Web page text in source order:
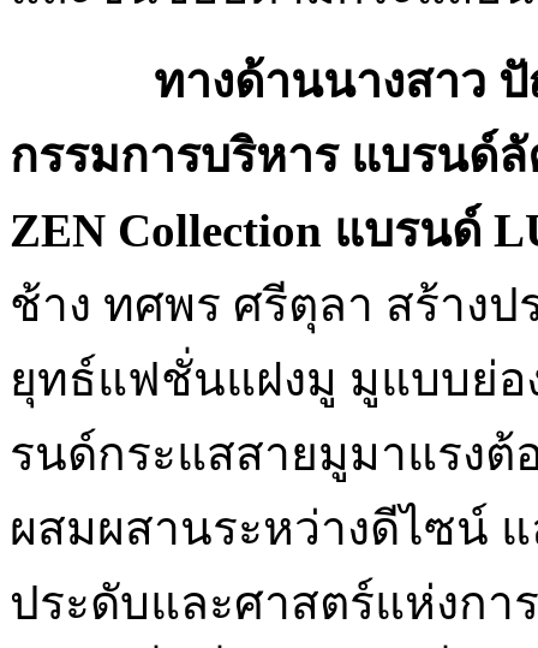
ทางด้านนางสาว ปัญ
กรรมการบริหาร แบรนด์
ZEN Collection แบรนด์
ช้าง ทศพร ศรีตุลา สร้าง
ยุทธ์แฟชั่นแฝงมู มูแบบย่อ
รนด์กระแสสายมูมาแรงต้
ผสมผสานระหว่างดีไซน์
ประดับและศาสตร์แห่งกา